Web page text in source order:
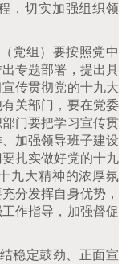
，切实加强组织领
党组）要按照党中
专题部署，提出具
传贯彻党的十九大
关部门，要在党委
门要把学习宣传贯
加强领导班子建设
扎实做好党的十九
九大精神的浓厚氛
分发挥自身优势，
作指导，加强督促
稳定鼓劲、正面宣